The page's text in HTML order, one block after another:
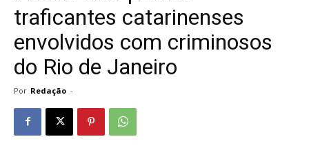
traficantes catarinenses
envolvidos com criminosos
do Rio de Janeiro
Por Redação -